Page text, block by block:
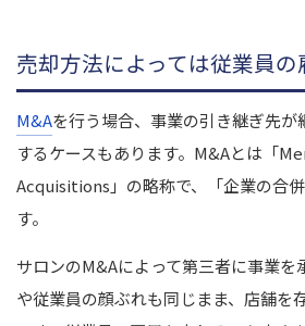
売却方法によっては従業員
M&Aを行う場合、事業の引き継ぎ先が
するケースもあります。M&Aとは「
Acquisitions」の略称で、「企業の合
す。
サロンのM&Aによって第三者に事業を
や従業員の顔ぶれも同じまま、店舗を